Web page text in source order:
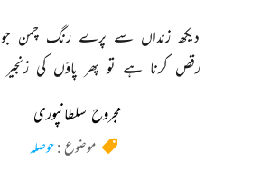
دیکھ زنداں سے پرے رنگ چمن
رقص کرنا ہے تو پھر پاؤں کی زنجیر
مجروح سلطانپوری
موضوع :حوصلہ